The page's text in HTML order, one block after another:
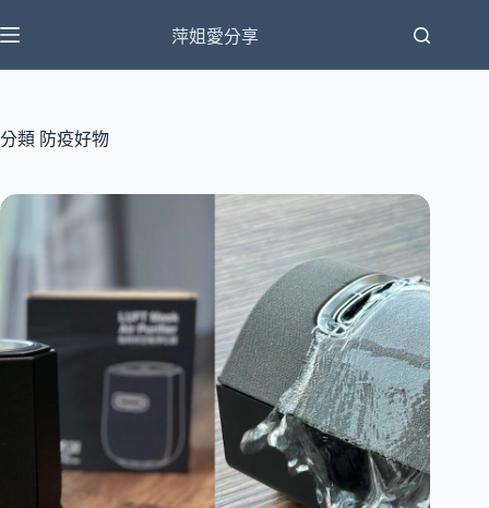
至
主
容
萍姐愛分享
分類 防疫好物